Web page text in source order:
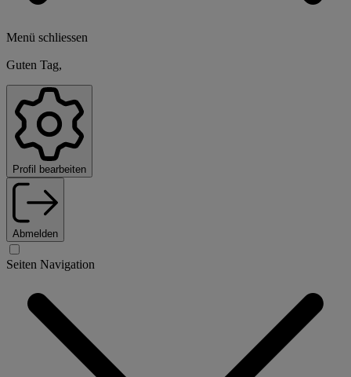
Menü schliessen
Guten Tag,
Profil bearbeiten
Abmelden
Seiten Navigation